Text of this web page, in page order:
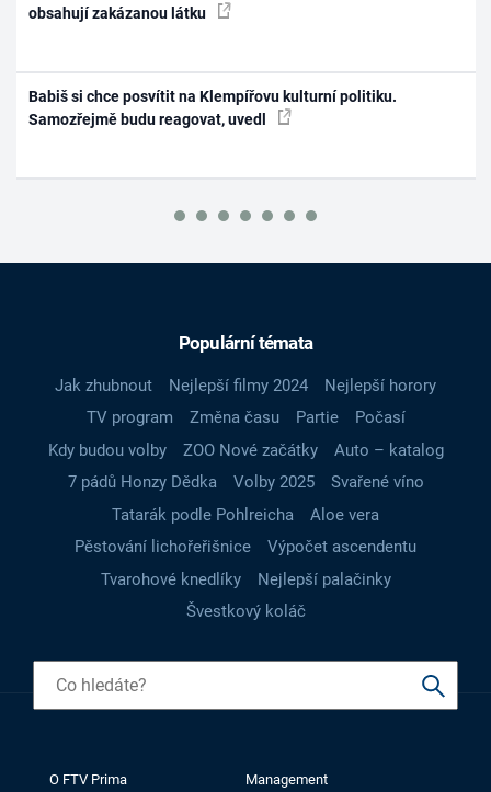
obsahují zakázanou látku
Babiš si chce posvítit na Klempířovu kulturní politiku.
Samozřejmě budu reagovat, uvedl
Populární témata
Jak zhubnout Nejlepší filmy 2024
Nejlepší horory
TV program
Změna času Partie
Počasí
Kdy budou volby
ZOO Nové začátky
Auto – katalog
7 pádů Honzy Dědka
Volby 2025
Svařené víno
Tatarák podle Pohlreicha
Aloe vera
Pěstování lichořeřišnice
Výpočet ascendentu
Tvarohové knedlíky
Nejlepší palačinky
Švestkový koláč
O FTV Prima Management